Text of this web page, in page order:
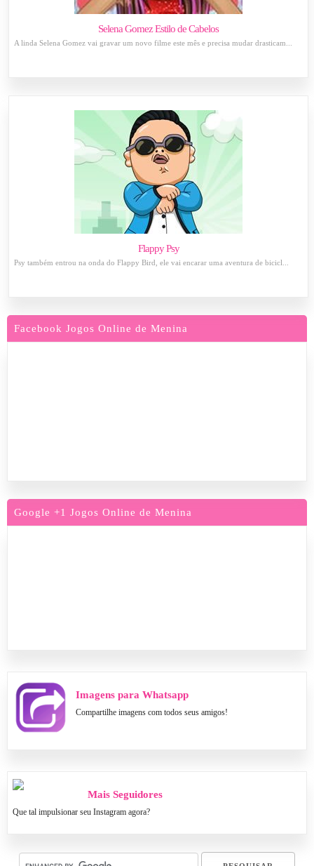
Selena Gomez Estilo de Cabelos
A linda Selena Gomez vai gravar um novo filme este mês e precisa mudar drasticam...
Flappy Psy
Psy também entrou na onda do Flappy Bird, ele vai encarar uma aventura de bicicl...
Facebook Jogos Online de Menina
Google +1 Jogos Online de Menina
Imagens para Whatsapp
Compartilhe imagens com todos seus amigos!
Mais Seguidores
Que tal impulsionar seu Instagram agora?